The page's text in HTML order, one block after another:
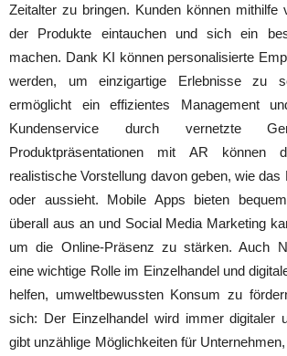
Zeitalter zu bringen. Kunden können mithilfe
der Produkte eintauchen und sich ein
machen. Dank KI können personalisierte
werden, um einzigartige Erlebnisse zu
ermöglicht ein effizientes Management
Kundenservice durch vernetzte
Produktpräsentationen mit AR können
realistische Vorstellung davon geben, wie das
oder aussieht. Mobile Apps bieten
überall aus an und Social Media Marketing
um die Online-Präsenz zu stärken. Auch
eine wichtige Rolle im Einzelhandel und
helfen, umweltbewussten Konsum zu
sich: Der Einzelhandel wird immer digitaler
gibt unzählige Möglichkeiten für